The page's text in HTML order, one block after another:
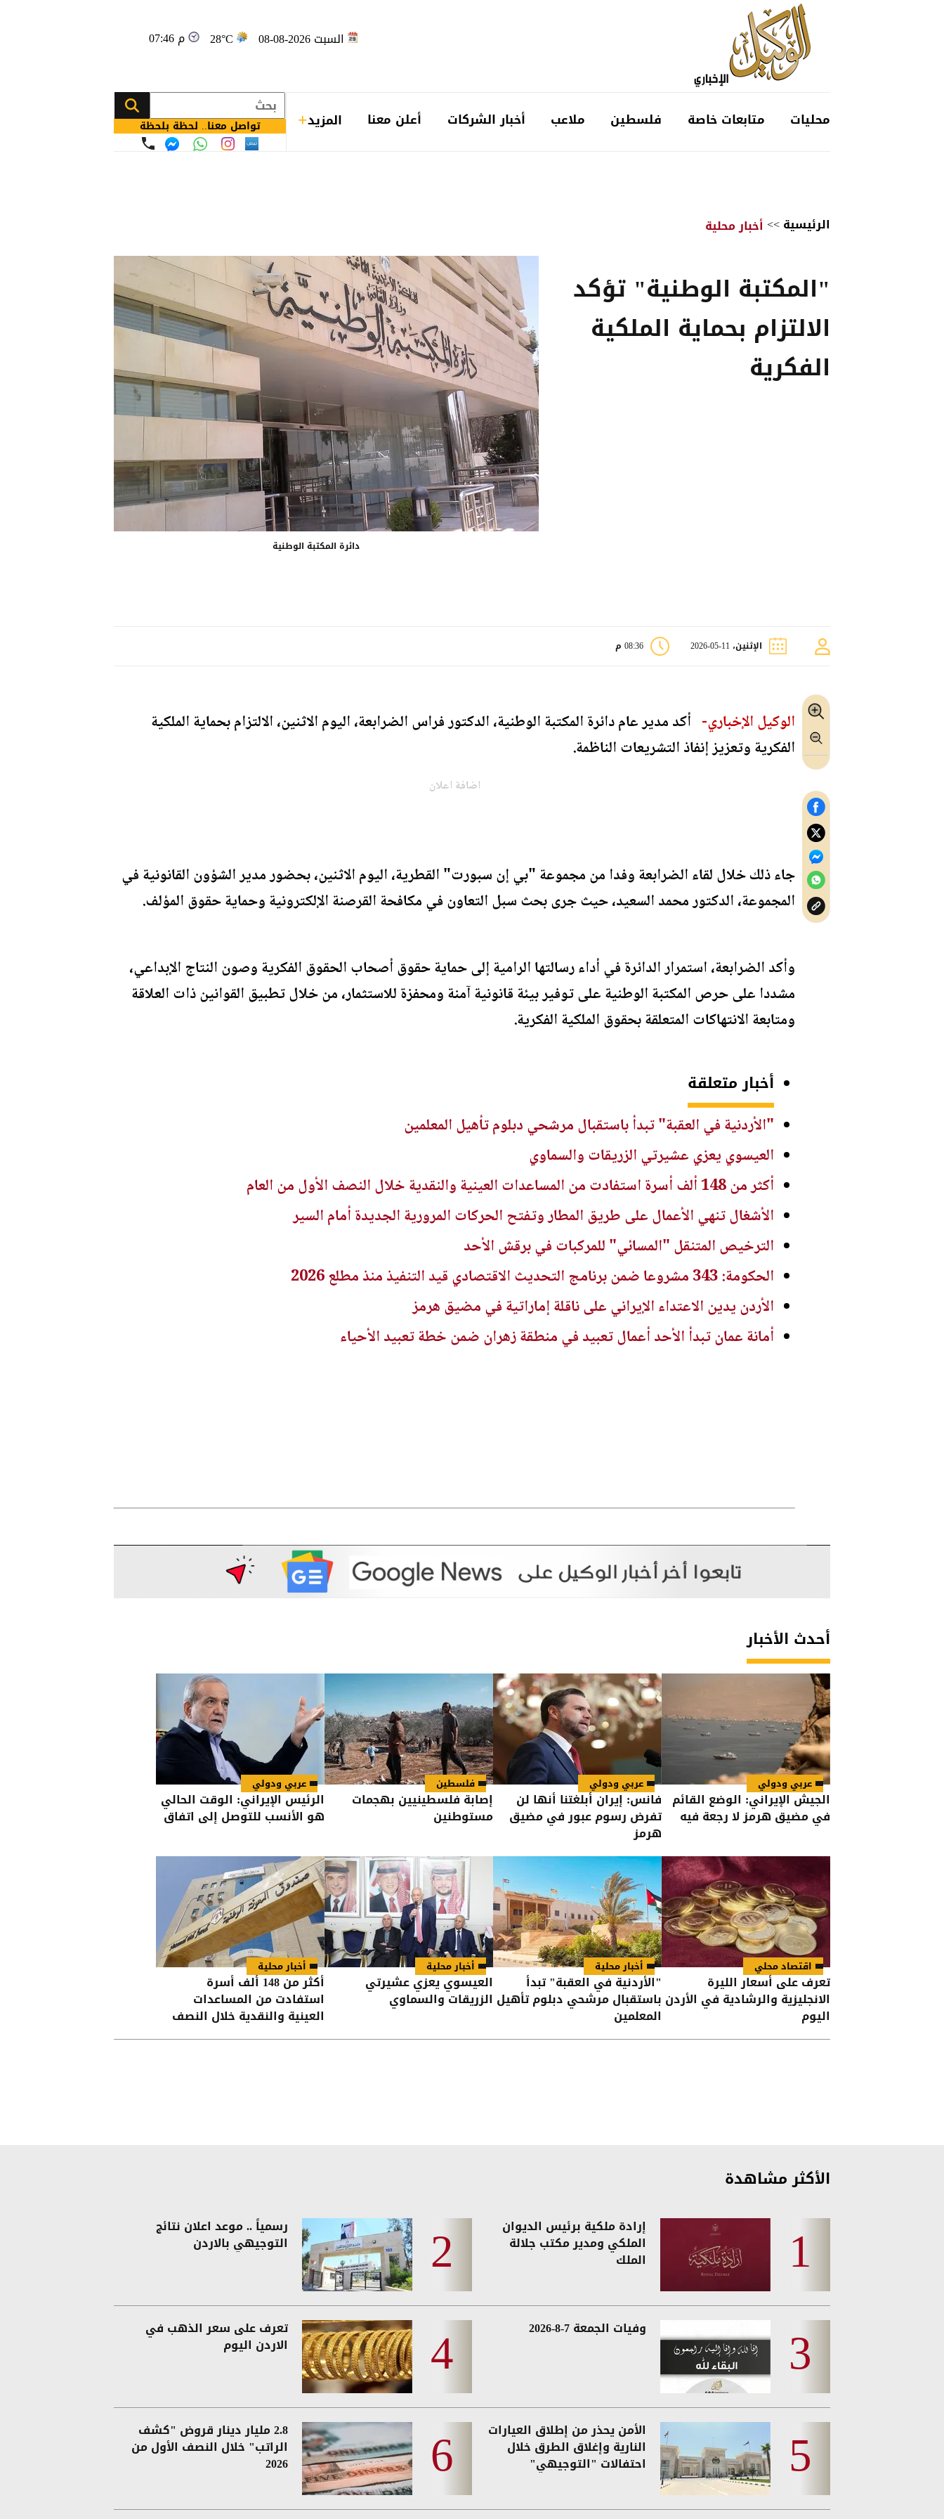
السبت 2026-08-08 28°C 07:46 م
محليات متابعات خاصة فلسطين ملاعب أخبار الشركات أعلن معنا المزيد تواصل معنا.. لحظة بلحظة
الرئيسية>>أخبار محلية
"المكتبة الوطنية" تؤكد
الالتزام بحماية الملكية
الفكرية
دائرة المكتبة الوطنية
الإثنين، 11-05-2026 08:36 م
الوكيل الإخباري- أكد مدير عام دائرة المكتبة الوطنية، الدكتور فراس الضرابعة، اليوم الاثنين، الالتزام بحماية الملكية
الفكرية وتعزيز إنفاذ التشريعات الناظمة.
اضافة اعلان
جاء ذلك خلال لقاء الضرابعة وفدا من مجموعة "بي إن سبورت" القطرية، اليوم الاثنين، بحضور مدير الشؤون القانونية في
المجموعة، الدكتور محمد السعيد، حيث جرى بحث سبل التعاون في مكافحة القرصنة الإلكترونية وحماية حقوق المؤلف.
وأكد الضرابعة، استمرار الدائرة في أداء رسالتها الرامية إلى حماية حقوق أصحاب الحقوق الفكرية وصون النتاج الإبداعي،
مشددا على حرص المكتبة الوطنية على توفير بيئة قانونية آمنة ومحفزة للاستثمار، من خلال تطبيق القوانين ذات العلاقة
ومتابعة الانتهاكات المتعلقة بحقوق الملكية الفكرية.
أخبار متعلقة
"الأردنية في العقبة" تبدأ باستقبال مرشحي دبلوم تأهيل المعلمين
العيسوي يعزي عشيرتي الزريقات والسماوي
أكثر من 148 ألف أسرة استفادت من المساعدات العينية والنقدية خلال النصف الأول من العام
الأشغال تنهي الأعمال على طريق المطار وتفتح الحركات المرورية الجديدة أمام السير
الترخيص المتنقل "المسائي" للمركبات في برقش الأحد
الحكومة: 343 مشروعا ضمن برنامج التحديث الاقتصادي قيد التنفيذ منذ مطلع 2026
الأردن يدين الاعتداء الإيراني على ناقلة إماراتية في مضيق هرمز
أمانة عمان تبدأ الأحد أعمال تعبيد في منطقة زهران ضمن خطة تعبيد الأحياء
أحدث الأخبار
عربي ودولي
الجيش الإيراني: الوضع القائم
في مضيق هرمز لا رجعة فيه
عربي ودولي
فانس: إيران أبلغتنا أنها لن
تفرض رسوم عبور في مضيق
هرمز
فلسطين
إصابة فلسطينيين بهجمات
مستوطنين
عربي ودولي
الرئيس الإيراني: الوقت الحالي
هو الأنسب للتوصل إلى اتفاق
اقتصاد محلي
تعرف على أسعار الليرة
الانجليزية والرشادية في الأردن
اليوم
أخبار محلية
"الأردنية في العقبة" تبدأ
باستقبال مرشحي دبلوم تأهيل
المعلمين
أخبار محلية
العيسوي يعزي عشيرتي
الزريقات والسماوي
أخبار محلية
أكثر من 148 ألف أسرة
استفادت من المساعدات
العينية والنقدية خلال النصف
الأول من العام
الأكثر مشاهدة
إرادة ملكية برئيس الديوان
الملكي ومدير مكتب جلالة
الملك
رسمياً .. موعد اعلان نتائج
التوجيهي بالاردن
وفيات الجمعة 7-8-2026 تعرف على سعر الذهب في
الاردن اليوم
الأمن يحذر من إطلاق العيارات
النارية وإغلاق الطرق خلال
احتفالات "التوجيهي"
2.8 مليار دينار قروض "كشف
الراتب" خلال النصف الأول من
2026